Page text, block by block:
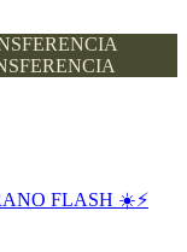
FLASH ☀️⚡️